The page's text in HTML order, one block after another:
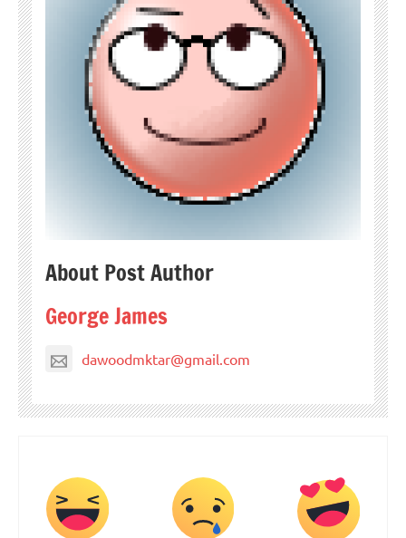
About Post Author
George James
dawoodmktar@gmail.com